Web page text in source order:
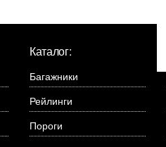
Каталог:
Багажники
Рейлинги
Пороги